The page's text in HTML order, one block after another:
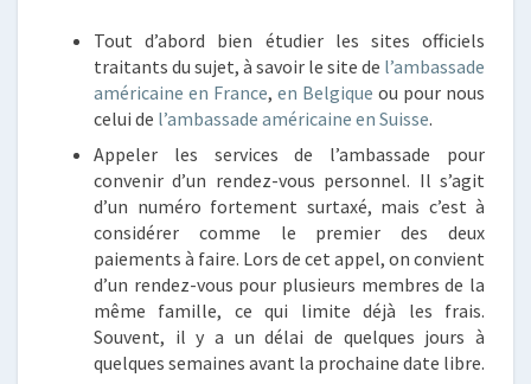
Tout d’abord bien étudier les sites officiels
traitants du sujet, à savoir le site de l’ambassade
américaine en France, en Belgique ou pour nous
celui de l’ambassade américaine en Suisse.
Appeler les services de l’ambassade pour
convenir d’un rendez-vous personnel. Il s’agit
d’un numéro fortement surtaxé, mais c’est à
considérer comme le premier des deux
paiements à faire. Lors de cet appel, on convient
d’un rendez-vous pour plusieurs membres de la
même famille, ce qui limite déjà les frais.
Souvent, il y a un délai de quelques jours à
quelques semaines avant la prochaine date libre.